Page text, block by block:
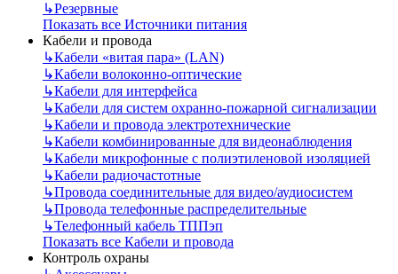
↳Резервные
Показать все Источники питания
Кабели и провода
↳Кабели «витая пара» (LAN)
↳Кабели волоконно-оптические
↳Кабели для интерфейса
↳Кабели для систем охранно-пожарной сигнализации
↳Кабели и провода электротехнические
↳Кабели комбинированные для видеонаблюдения
↳Кабели микрофонные с полиэтиленовой изоляцией
↳Кабели радиочастотные
↳Провода соединительные для видео/аудиосистем
↳Провода телефонные распределительные
↳Телефонный кабель ТППэп
Показать все Кабели и провода
Контроль охраны